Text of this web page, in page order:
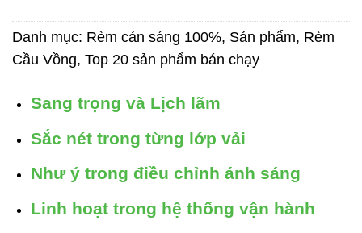
Danh mục: Rèm cản sáng 100%, Sản phẩm, Rèm
Cầu Vồng, Top 20 sản phẩm bán chạy
Sang trọng và Lịch lãm
Sắc nét trong từng lớp vải
Như ý trong điều chỉnh ánh sáng
Linh hoạt trong hệ thống vận hành